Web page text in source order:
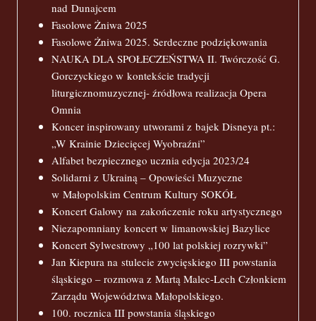
nad Dunajcem
Fasolowe Żniwa 2025
Fasolowe Żniwa 2025. Serdeczne podziękowania
NAUKA DLA SPOŁECZEŃSTWA II. Twórczość G.
Gorczyckiego w kontekście tradycji
liturgicznomuzycznej- źródłowa realizacja Opera
Omnia
Koncer inspirowany utworami z bajek Disneya pt.:
„W Krainie Dziecięcej Wyobraźni”
Alfabet bezpiecznego ucznia edycja 2023/24
Solidarni z Ukrainą – Opowieści Muzyczne
w Małopolskim Centrum Kultury SOKÓŁ
Koncert Galowy na zakończenie roku artystycznego
Niezapomniany koncert w limanowskiej Bazylice
Koncert Sylwestrowy „100 lat polskiej rozrywki”
Jan Kiepura na stulecie zwycięskiego III powstania
śląskiego – rozmowa z Martą Malec-Lech Członkiem
Zarządu Województwa Małopolskiego.
100. rocznica III powstania śląskiego